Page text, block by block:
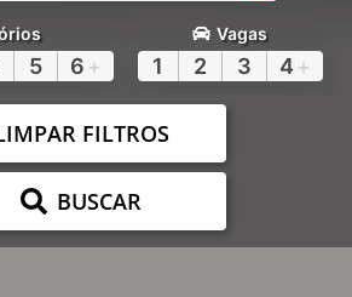
5 6 +
Vagas
1 2 3 4 +
FILTROS
BUSCAR